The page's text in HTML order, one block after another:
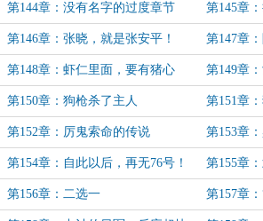
第144章：没有名字的过度章节 第145章
第146章：张晓，就是张安平！
（七千二百字二合一大章）
第147章
第148章：虾仁里面，要有猪心 第149章
第150章：狗枪杀了主人 第151章
第152章：厉鬼索命的传说 第153章
第154章：自此以后，再无76号！ 第155章
换汤不换
第156章：二选一 第157章